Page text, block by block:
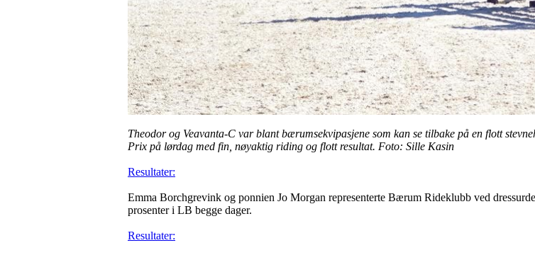
Theodor og Veavanta-C var blant bærumsekvipasjene som kan se tilbake på en flott
Prix på lørdag med fin, nøyaktig riding og flott resultat. Foto: Sille Kasin
Resultater:
Emma Borchgrevink og ponnien Jo Morgan representerte Bærum Rideklubb ved
prosenter i LB begge dager.
Resultater: